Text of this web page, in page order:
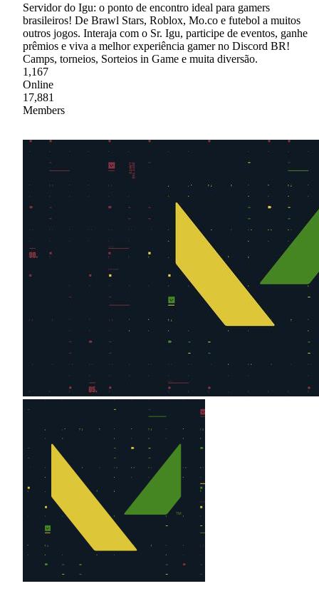
Servidor do Igu: o ponto de encontro ideal para gamers
brasileiros! De Brawl Stars, Roblox, Mo.co e futebol a muitos
outros jogos. Interaja com o Sr. Igu, participe de eventos, ganhe
prêmios e viva a melhor experiência gamer no Discord BR!
Camps, torneios, Sorteios in Game e muita diversão.
1,167
Online
17,881
Members